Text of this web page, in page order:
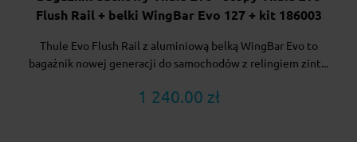
Flush Rail + belki WingBar Evo 127 + kit 186003
Thule Evo Flush Rail z aluminiową belką WingBar Evo to
bagażnik nowej generacji do samochodów z relingiem zint...
1 240.00 zł